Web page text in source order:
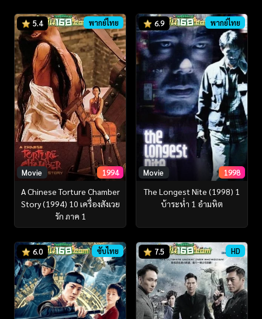
5.4 พากย์ไทย
Movie 1994
A Chinese Torture Chamber
Story (1994) 10 เครื่องสังเวย
รัก ภาค 1
6.9 พากย์ไทย
Movie 1998
The Longest Nite (1998) 1
บ้าระห่ำ 1 อำมหิต
6.0 ซับไทย 7.5 HD